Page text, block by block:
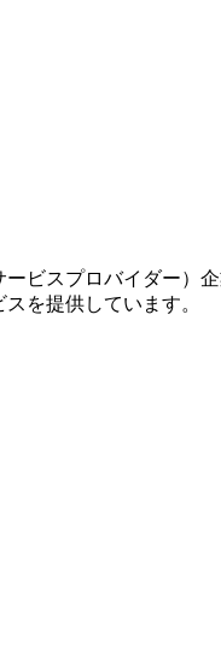
ビスプロバイダー）
を提供しています。